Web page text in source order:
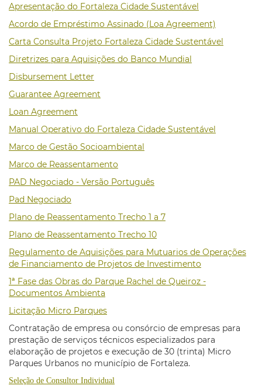
Apresentação do Fortaleza Cidade Sustentável
Acordo de Empréstimo Assinado (Loa Agreement)
Carta Consulta Projeto Fortaleza Cidade Sustentável
Diretrizes para Aquisições do Banco Mundial
Disbursement Letter
Guarantee Agreement
Loan Agreement
Manual Operativo do Fortaleza Cidade Sustentável
Marco de Gestão Socioambiental
Marco de Reassentamento
PAD Negociado - Versão Português
Pad Negociado
Plano de Reassentamento Trecho 1 a 7
Plano de Reassentamento Trecho 10
Regulamento de Aquisições para Mutuarios de Operações
de Financiamento de Projetos de Investimento
1ª Fase das Obras do Parque Rachel de Queiroz -
Documentos Ambienta
Licitação Micro Parques
Contratação de empresa ou consórcio de empresas para
prestação de serviços técnicos especializados para
elaboração de projetos e execução de 30 (trinta) Micro
Parques Urbanos no município de Fortaleza.
Seleção de Consultor Individual